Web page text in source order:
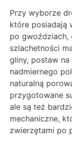
Przy wyborze
które posiadają
po gwoździach,
szlachetności
gliny, postaw
nadmiernego
naturalną
przygotowane
ale są też
mechaniczne,
zwierzętami po